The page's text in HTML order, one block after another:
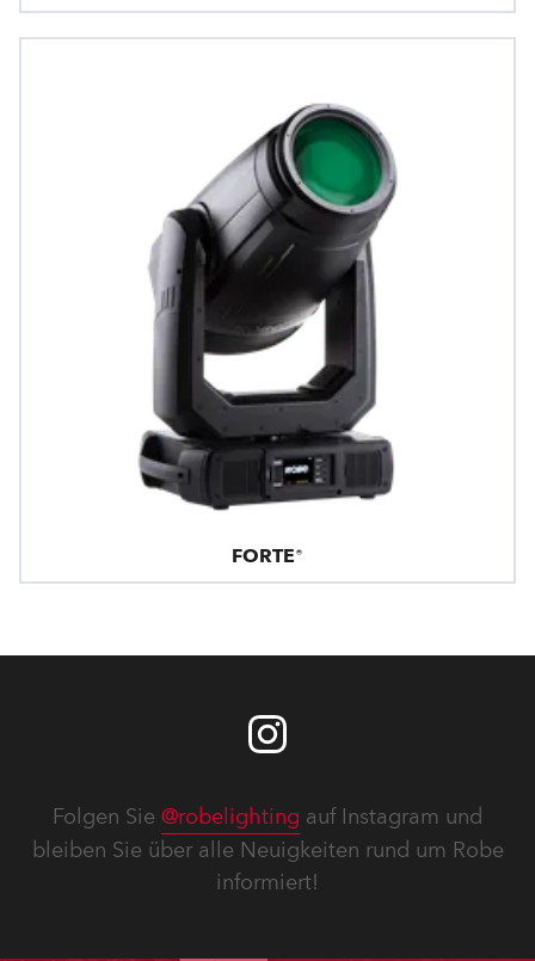
FORTE®
Folgen Sie @robelighting auf Instagram und
bleiben Sie über alle Neuigkeiten rund um Robe
informiert!